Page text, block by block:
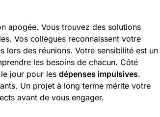
apogée. Vous trouvez des solutions
Vos collègues reconnaissent votre
lors des réunions. Votre sensibilité est un
les besoins de chacun. Côté
jour pour les dépenses impulsives.
Un projet à long terme mérite votre
avant de vous engager.